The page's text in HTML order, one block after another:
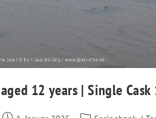
12 years | Single Cask